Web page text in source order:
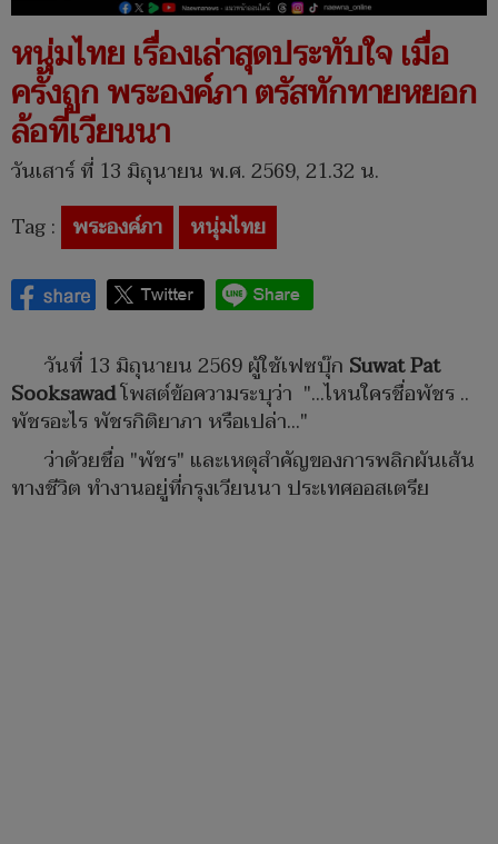
หนุ่มไทย เรื่องเล่าสุดประทับใจ เมื่อ
ครั้งถูก พระองค์ภา ตรัสทักทายหยอก
ล้อที่เวียนนา
วันเสาร์ ที่ 13 มิถุนายน พ.ศ. 2569, 21.32 น.
Tag : พระองค์ภา หนุ่มไทย
วันที่ 13 มิถุนายน 2569 ผู้ใช้เฟซบุ๊ก Suwat Pat
Sooksawadโพสต์ข้อความระบุว่า "...ไหนใครชื่อพัชร ..
พัชรอะไร พัชรกิติยาภา หรือเปล่า..."
ว่าด้วยชื่อ "พัชร" และเหตุสำคัญของการพลิกผันเส้น
ทางชีวิต ทำงานอยู่ที่กรุงเวียนนา ประเทศออสเตรีย